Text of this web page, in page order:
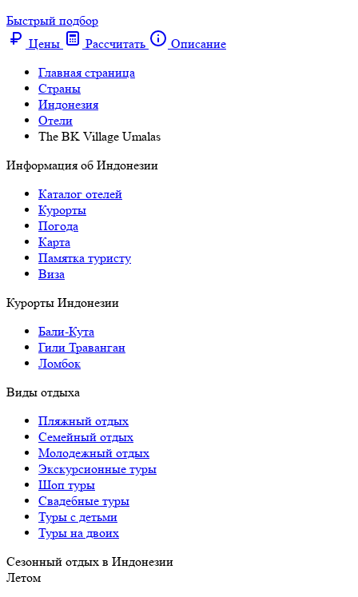
Быстрый подбор
Цены
Рассчитать
Описание
Главная страница
Cтраны
Индонезия
Отели
The BK Village Umalas
Информация об Индонезии
Каталог отелей
Курорты
Погода
Карта
Памятка туристу
Виза
Курорты Индонезии
Бали-Кута
Гили Траванган
Ломбок
Виды отдыха
Пляжный отдых
Семейный отдых
Молодежный отдых
Экскурсионные туры
Шоп туры
Свадебные туры
Туры с детьми
Туры на двоих
Сезонный отдых в Индонезии
Летом